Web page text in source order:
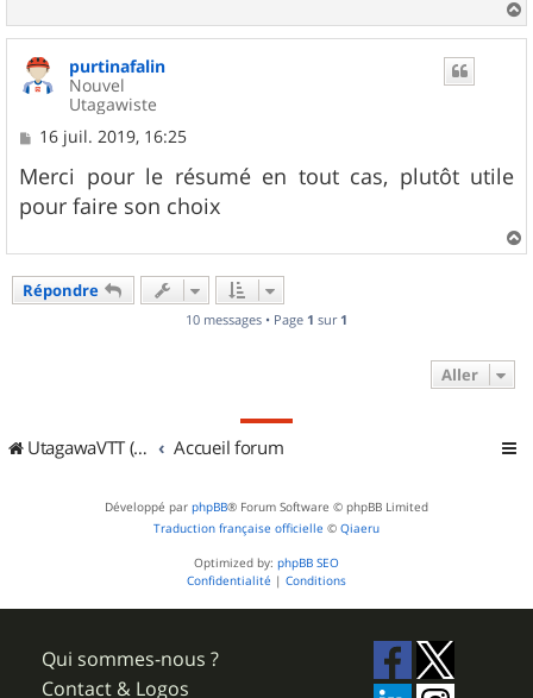
a
purtinafalin
Nouvel
Utagawiste
M
s
s
a
e
16 juil. 2019, 16:25
Merci pour le résumé en tout cas, plutôt utile
pour faire son choix
a
Répondre
10 messages • Page 1 sur 1
Aller
UtagawaVTT (Randos VTT et VTTAE avec traces GPS) Accueil forum
Développé par phpBB® Forum Software © phpBB Limited
Traduction française officielle © Qiaeru
Optimized by: phpBB SEO
Confidentialité | Conditions
Qui sommes-nous ?
Contact & Logos